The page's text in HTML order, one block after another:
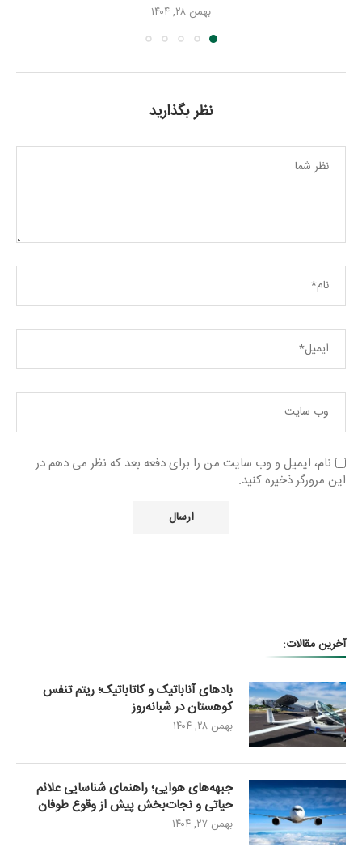
بهمن ۲۸, ۱۴۰۴
نظر بگذارید
نام، ایمیل و وب سایت من را برای دفعه بعد که نظر می دهم در
این مرورگر ذخیره کنید.
آخرین مقالات:
بادهای آناباتیک و کاتاباتیک؛ ریتم تنفس
کوهستان در شبانه‌روز
بهمن ۲۸, ۱۴۰۴
جبهه‌های هوایی؛ راهنمای شناسایی علائم
حیاتی و نجات‌بخش پیش از وقوع طوفان
بهمن ۲۷, ۱۴۰۴